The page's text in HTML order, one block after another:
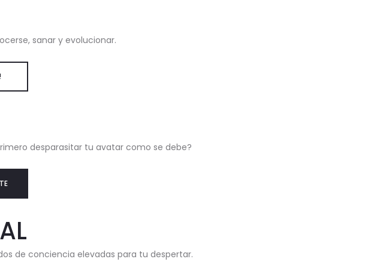
sanar y evolucionar.
desparasitar tu avatar como se debe?
de conciencia elevadas para tu despertar.